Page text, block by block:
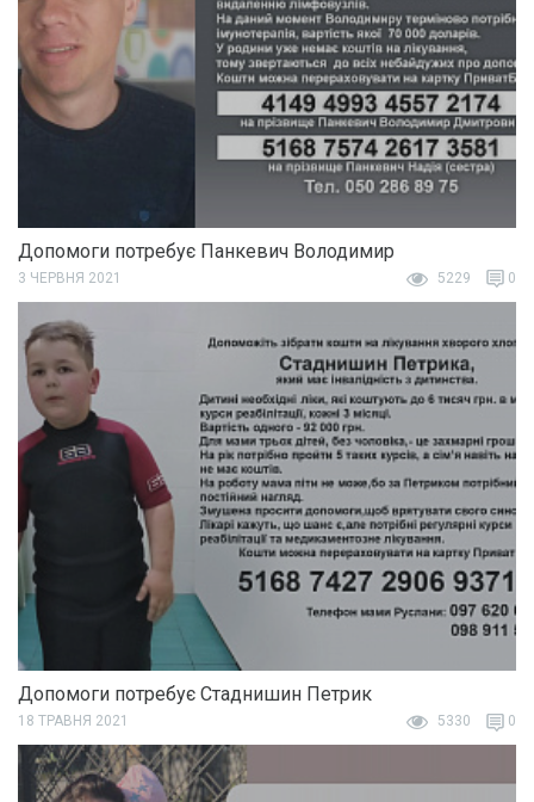
Допомоги потребує Панкевич Володимир
3 ЧЕРВНЯ 2021 5229 0
Допомоги потребує Стаднишин Петрик
18 ТРАВНЯ 2021 5330 0